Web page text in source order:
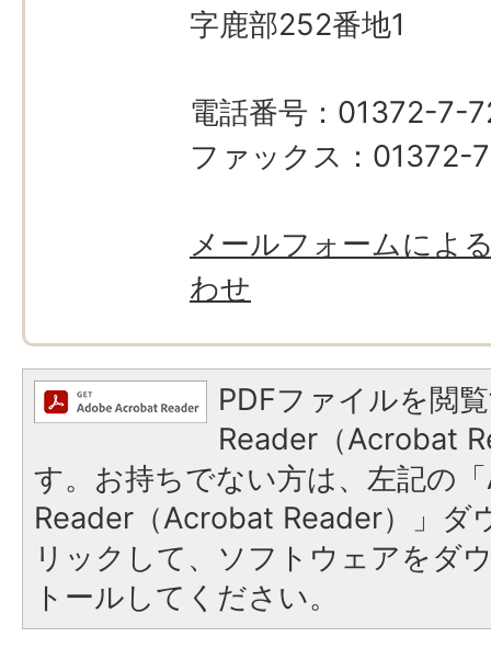
字鹿部252番地1
電話番号：01372-7-
ファックス：01372-
メールフォームによ
わせ
PDFファイルを閲
Reader（Acrobat
す。お持ちでない方は、左記の
Reader（Acrobat Reader）」ダ
リックして、ソフトウェアをダ
トールしてください。